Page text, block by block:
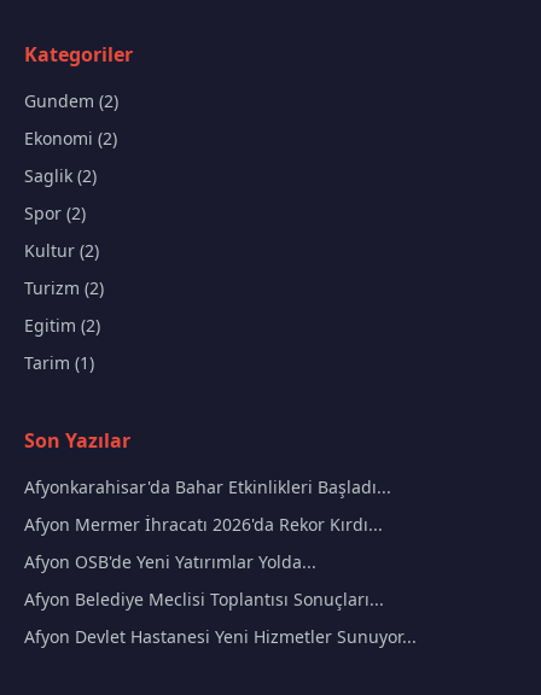
Kategoriler
Gundem (2)
Ekonomi (2)
Saglik (2)
Spor (2)
Kultur (2)
Turizm (2)
Egitim (2)
Tarim (1)
Son Yazılar
Afyonkarahisar'da Bahar Etkinlikleri Başladı...
Afyon Mermer İhracatı 2026'da Rekor Kırdı...
Afyon OSB'de Yeni Yatırımlar Yolda...
Afyon Belediye Meclisi Toplantısı Sonuçları...
Afyon Devlet Hastanesi Yeni Hizmetler Sunuyor...